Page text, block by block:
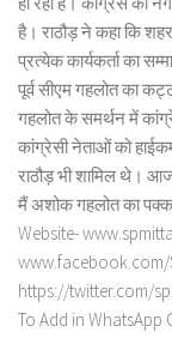
है। राठौड़ ने कहा कि
प्रत्येक कार्यकर्ता का
पूर्व सीएम गहलोत का
गहलोत के समर्थन में
कांग्रेसी नेताओं को
राठौड़ भी शामिल थे।
मैं अशोक गहलोत का
Website-
www.facebook.com/
https://twitter.com/
To Add in WhatsApp